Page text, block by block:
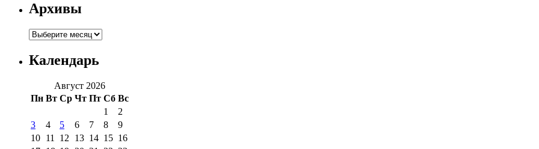
Архивы
Архивы
Календарь
Август 2026
Пн Вт Ср Чт Пт Сб Вс
1
2
3
4 5 6 7 8
9
10 11 12 13 14 15 16